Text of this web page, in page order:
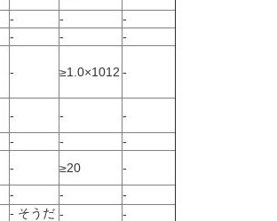
- -
-
- - -
- ≥1.0×1012 -
- -
-
- -
-
- ≥20
-
- -
-
- そうだ - -